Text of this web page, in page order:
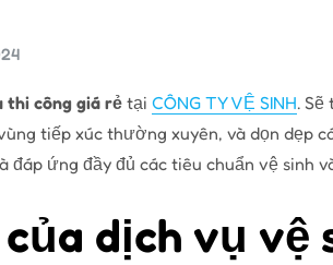
thi công giá rẻ tại CÔNG TY VỆ SINH.
tiếp xúc thường xuyên, và dọn dẹp
đáp ứng đầy đủ các tiêu chuẩn vệ sinh
dịch vụ vệ